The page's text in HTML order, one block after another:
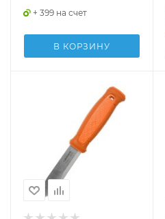
+ 399 на счет
В КОРЗИНУ